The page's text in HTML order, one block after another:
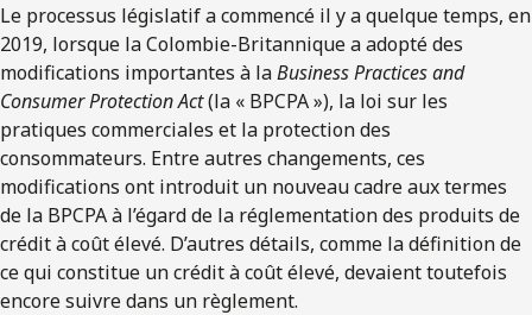
Le processus législatif a commencé il y a quelque temps, en
2019, lorsque la Colombie-Britannique a adopté des
modifications importantes à laBusiness Practices and
Consumer Protection Act(la « BPCPA »), la loi sur les
pratiques commerciales et la protection des
consommateurs. Entre autres changements, ces
modifications ont introduit un nouveau cadre aux termes
de la BPCPA à l’égard de la réglementation des produits de
crédit à coût élevé. D’autres détails, comme la définition de
ce qui constitue un crédit à coût élevé, devaient toutefois
encore suivre dans un règlement.